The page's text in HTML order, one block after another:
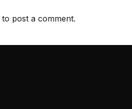
to post a comment.